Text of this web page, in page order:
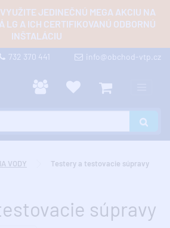
JEDINEČNÚ MEGA AKCIU NA
LG A ICH CERTIFIKOVANÚ ODBORNÚ
INŠTALÁCIU
732 370 441 info@obchod-vtp.cz
VODY Testery a testovacie súpravy
súpravy